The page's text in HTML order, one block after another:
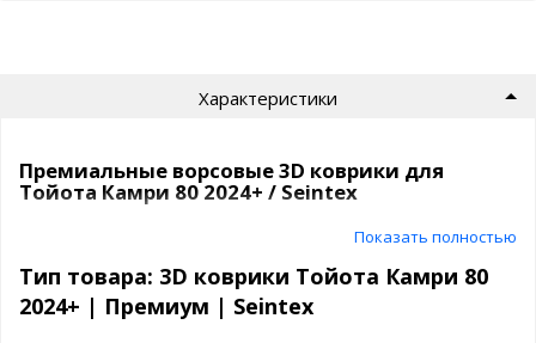
Характеристики
Премиальные ворсовые 3D коврики для
Тойота Камри 80 2024+ / Seintex
Текстильные 3D коврики премиум класса
| Seintex
⊕ идеальное сочетание материалов:
Показать полностью
Тип товара: 3D коврики Тойота Камри 80
2024+ | Премиум | Seintex